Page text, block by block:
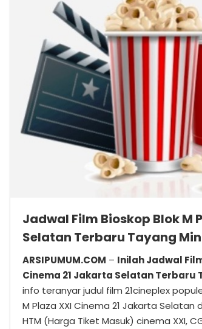
Jadwal Film Bioskop Blok M
Selatan Terbaru Tayang
ARSIPUMUM.COM – Inilah Jadwal
Cinema 21 Jakarta Selatan Terbaru
info teranyar judul film 21cineplex
M Plaza XXI Cinema 21 Jakarta
HTM (Harga Tiket Masuk) cinema XXI,